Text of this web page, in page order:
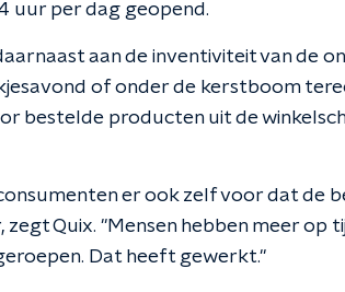
uur per dag geopend.
aan de inventiviteit van de
of onder de kerstboom
bestelde producten uit de
er ook zelf voor dat de
zegt Quix. "Mensen hebben meer op
Dat heeft gewerkt."